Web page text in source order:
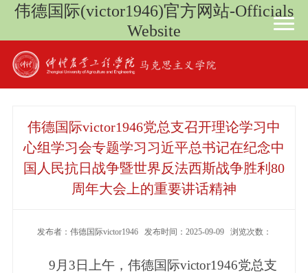
伟德国际(victor1946)官方网站-Officials
Website
伟德国际victor1946党总支召开理论学习中
心组学习会专题学习习近平总书记在纪念中
国人民抗日战争暨世界反法西斯战争胜利80
周年大会上的重要讲话精神
发布者：伟德国际victor1946 发布时间：2025-09-09 浏览次数：
9月3日上午，伟德国际victor1946党总支